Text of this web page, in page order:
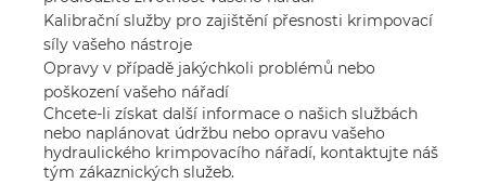
Kalibrační služby pro zajištění přesnosti krimpovací
síly vašeho nástroje
Opravy v případě jakýchkoli problémů nebo
poškození vašeho nářadí
Chcete-li získat další informace o našich službách
nebo naplánovat údržbu nebo opravu vašeho
hydraulického krimpovacího nářadí, kontaktujte náš
tým zákaznických služeb.